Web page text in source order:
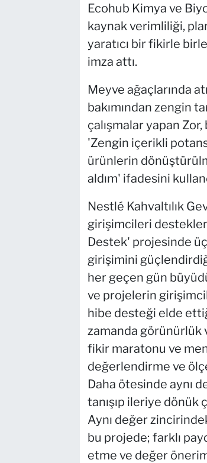
Ecohub Kimya ve
kaynak verimliliği,
yaratıcı bir fikirle
imza attı.
Meyve ağaçlarında
bakımından zengin
çalışmalar yapan
'Zengin içerikli
ürünlerin
aldım' ifadesini
Nestlé Kahvaltılık
girişimcileri
Destek' projesinde
girişimini
her geçen gün
ve projelerin
hibe desteği elde
zamanda görünürlük
fikir maratonu ve
değerlendirme ve
Daha ötesinde aynı
tanışıp ileriye dönük
Aynı değer
bu projede; farklı
etme ve değer